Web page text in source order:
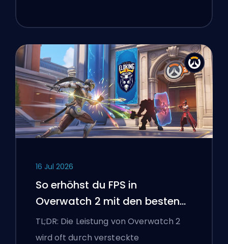
16 Jul 2026
So erhöhst du FPS in
Overwatch 2 mit den besten
Einstellungen
TL;DR: Die Leistung von Overwatch 2
wird oft durch versteckte